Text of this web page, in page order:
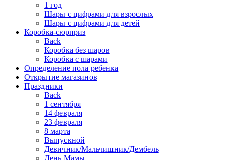
1 год
Шары с цифрами для взрослых
Шары с цифрами для детей
Коробка-сюрприз
Back
Коробка без шаров
Коробка с шарами
Определение пола ребенка
Открытие магазинов
Праздники
Back
1 сентября
14 февраля
23 февраля
8 марта
Выпускной
Девичник/Мальчишник/Дембель
День Мамы